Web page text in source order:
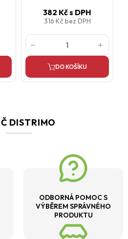
382 Kčs DPH
316 Kčbez DPH
DO KOŠÍKU
DISTRIMO
ODBORNÁ POMOC S
VÝBĚREM SPRÁVNÉHO
PRODUKTU